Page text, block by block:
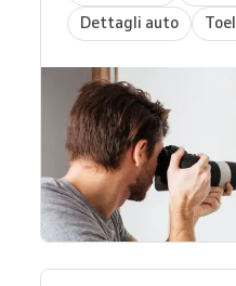
Dettagli auto